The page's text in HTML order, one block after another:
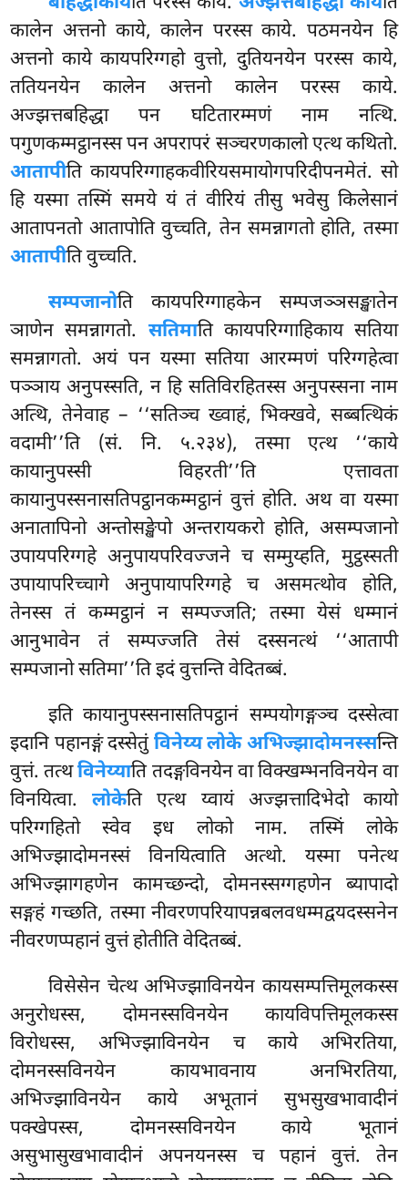
कालेन अत्तनो काये, कालेन परस्स काये. पठमनयेन हि
अत्तनो काये कायपरिग्गहो वुत्तो, दुतियनयेन परस्स काये,
ततियनयेन कालेन अत्तनो कालेन परस्स काये.
अज्झत्तबहिद्धा पन घटितारम्मणं नाम नत्थि.
पगुणकम्मट्ठानस्स पन अपरापरं सञ्चरणकालो एत्थ कथितो.
आतापीति कायपरिग्गाहकवीरियसमायोगपरिदीपनमेतं. सो
हि यस्मा तस्मिं समये यं तं वीरियं तीसु भवेसु किलेसानं
आतापनतो आतापोति वुच्चति, तेन समन्नागतो होति, तस्मा
आतापीति वुच्चति.
सम्पजानोति कायपरिग्गाहकेन सम्पजञ्ञसङ्खातेन
ञाणेन समन्नागतो. सतिमाति कायपरिग्गाहिकाय सतिया
समन्नागतो. अयं पन यस्मा सतिया आरम्मणं परिग्गहेत्वा
पञ्ञाय अनुपस्सति, न हि सतिविरहितस्स अनुपस्सना नाम
अत्थि, तेनेवाह – ‘‘सतिञ्च ख्वाहं, भिक्खवे, सब्बत्थिकं
वदामी’’ति (सं. नि. ५.२३४), तस्मा एत्थ ‘‘काये
कायानुपस्सी विहरती’’ति एत्तावता
कायानुपस्सनासतिपट्ठानकम्मट्ठानं वुत्तं होति. अथ वा यस्मा
अनातापिनो अन्तोसङ्खेपो अन्तरायकरो होति, असम्पजानो
उपायपरिग्गहे अनुपायपरिवज्जने च सम्मुय्हति, मुट्ठस्सती
उपायापरिच्चागे अनुपायापरिग्गहे च असमत्थोव होति,
तेनस्स तं कम्मट्ठानं न सम्पज्जति; तस्मा येसं धम्मानं
आनुभावेन तं सम्पज्जति तेसं दस्सनत्थं ‘‘आतापी
सम्पजानो सतिमा’’ति इदं वुत्तन्ति वेदितब्बं.
इतिकायानुपस्सनासतिपट्ठानं सम्पयोगङ्गञ्च दस्सेत्वा
इदानि पहानङ्गं दस्सेतुंविनेय्य लोके अभिज्झादोमनस्सन्ति
वुत्तं. तत्थविनेय्याति तदङ्गविनयेन वा विक्खम्भनविनयेन वा
विनयित्वा.लोकेति एत्थ य्वायं अज्झत्तादिभेदो कायो
परिग्गहितो स्वेव इध लोको नाम. तस्मिं लोके
अभिज्झादोमनस्सं विनयित्वाति अत्थो. यस्मा पनेत्थ
अभिज्झागहणेन कामच्छन्दो, दोमनस्सग्गहणेन ब्यापादो
सङ्गहं गच्छति, तस्मा नीवरणपरियापन्नबलवधम्मद्वयदस्सनेन
नीवरणप्पहानं वुत्तं होतीति वेदितब्बं.
विसेसेन चेत्थ अभिज्झाविनयेन कायसम्पत्तिमूलकस्स
अनुरोधस्स, दोमनस्सविनयेन कायविपत्तिमूलकस्स
विरोधस्स, अभिज्झाविनयेन च काये अभिरतिया,
दोमनस्सविनयेन कायभावनाय अनभिरतिया,
अभिज्झाविनयेन काये अभूतानं सुभसुखभावादीनं
पक्खेपस्स, दोमनस्सविनयेनकाये भूतानं
असुभासुखभावादीनं अपनयनस्स च पहानं वुत्तं. तेन